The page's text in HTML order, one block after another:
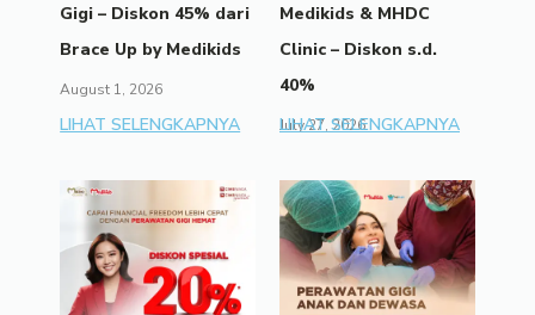
Gigi – Diskon 45% dari
Brace Up by Medikids
August 1, 2026
LIHAT SELENGKAPNYA
Medikids & MHDC
Clinic – Diskon s.d.
40%
July 27, 2026
LIHAT SELENGKAPNYA